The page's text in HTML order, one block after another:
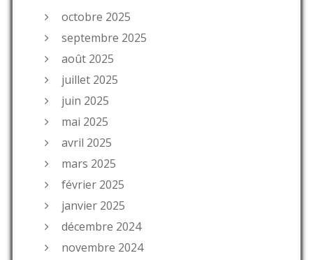
octobre 2025
septembre 2025
août 2025
juillet 2025
juin 2025
mai 2025
avril 2025
mars 2025
février 2025
janvier 2025
décembre 2024
novembre 2024